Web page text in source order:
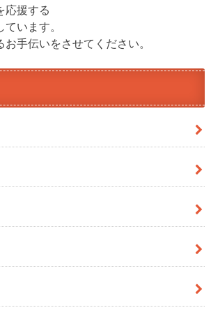
応援する
います。
手伝いをさせてください。